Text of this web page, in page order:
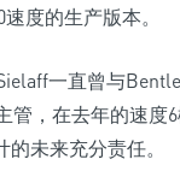
度的生产版本。
一直曾与
管，在去年的速
未来充分责任。